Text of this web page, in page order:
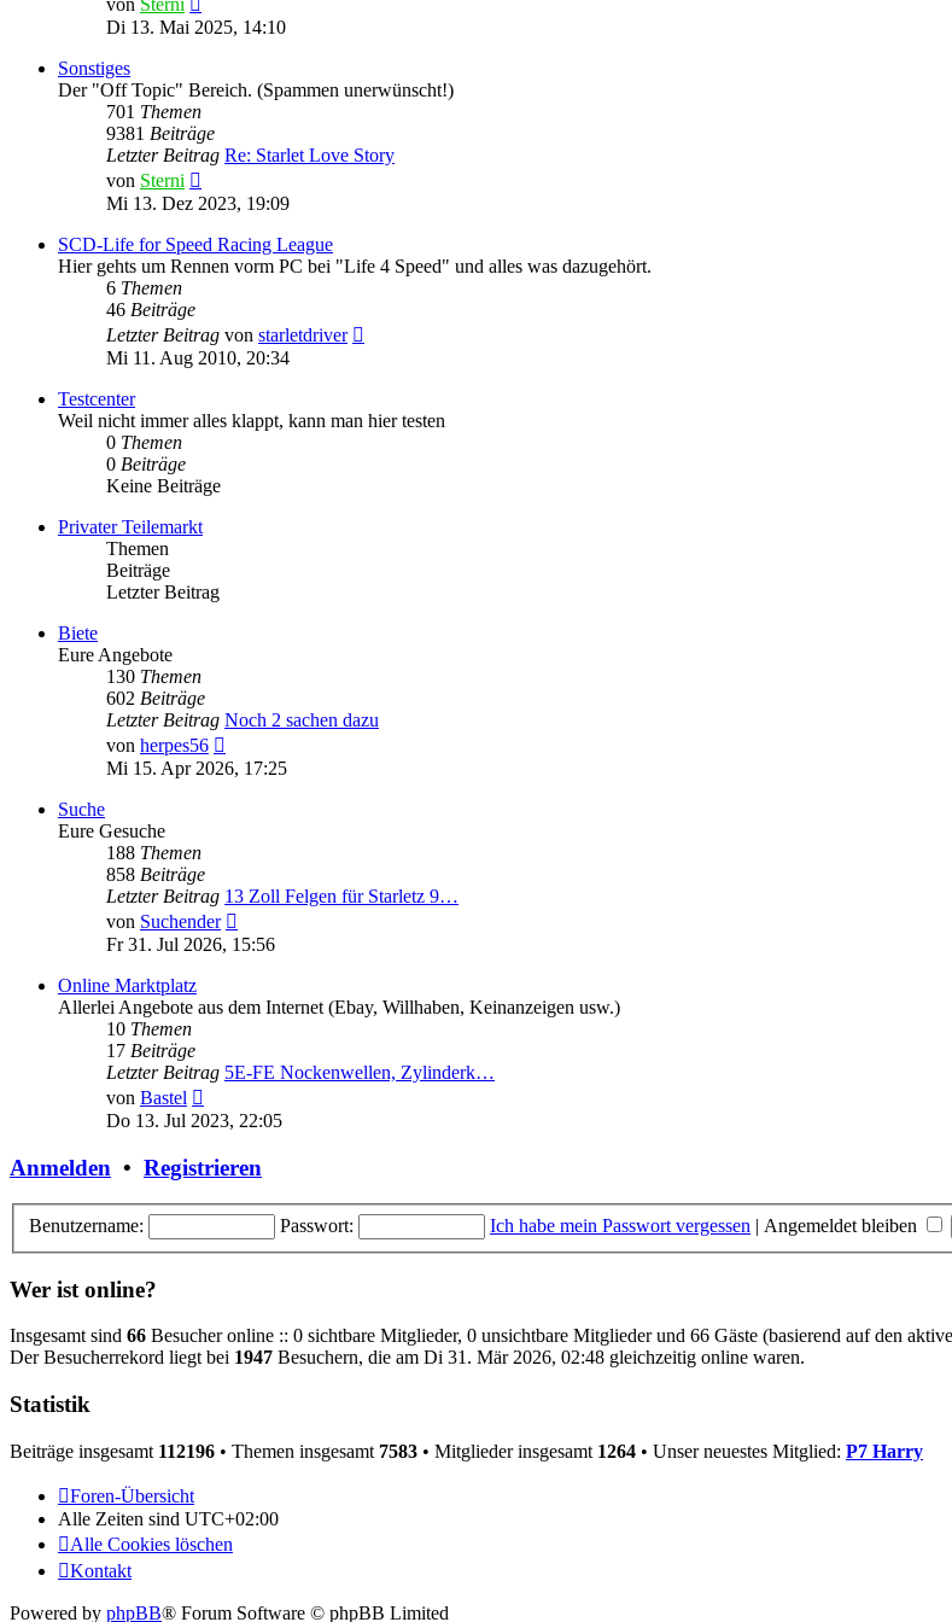
Beitrag
Di 13. Mai 2025, 14:10
Sonstiges
Der "Off Topic" Bereich. (Spammen unerwünscht!)
701 Themen
9381 Beiträge
Letzter Beitrag Re: Starlet Love Story
von Sterni
Beitrag
Mi 13. Dez 2023, 19:09
SCD-Life for Speed Racing League
Hier gehts um Rennen vorm PC bei "Life 4 Speed" und alles was dazugehört.
6 Themen
46 Beiträge
Letzter Beitrag von starletdriver
Mi 11. Aug 2010, 20:34
Testcenter
Weil nicht immer alles klappt, kann man hier testen
0 Themen
0 Beiträge
Keine Beiträge
Privater Teilemarkt
Themen
Beiträge
Letzter Beitrag
Biete
Eure Angebote
130 Themen
602 Beiträge
Letzter Beitrag Noch 2 sachen dazu
von herpes56
Beitrag
Mi 15. Apr 2026, 17:25
Suche
Eure Gesuche
188 Themen
858 Beiträge
Letzter Beitrag 13 Zoll Felgen für Starletz 9…
von Suchender
Beitrag
Fr 31. Jul 2026, 15:56
Online Marktplatz
Allerlei Angebote aus dem Internet (Ebay, Willhaben, Keinanzeigen usw.)
10 Themen
17 Beiträge
Letzter Beitrag 5E-FE Nockenwellen, Zylinderk…
von Bastel
Beitrag
Do 13. Jul 2023, 22:05
Anmelden • Registrieren
Benutzername: Passwort: Ich habe mein Passwort vergessen | Angemeldet bleiben
Wer ist online?
Insgesamt sind 66 Besucher online :: 0 sichtbare Mitglieder, 0 unsichtbare Mitglieder und 66 Gäste (basierend auf den
Der Besucherrekord liegt bei 1947 Besuchern, die am Di 31. Mär 2026, 02:48 gleichzeitig online waren.
Statistik
Beiträge insgesamt 112196 • Themen insgesamt 7583 • Mitglieder insgesamt 1264 • Unser neuestes Mitglied: P7 Harry
Foren-Übersicht
Alle Zeiten sind UTC+02:00
Alle Cookies löschen
Kontakt
Powered by phpBB® Forum Software © phpBB Limited